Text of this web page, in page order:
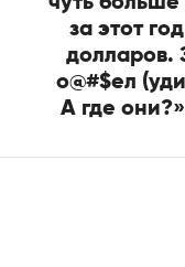
за этот
долларов.
о@#$ел
А где